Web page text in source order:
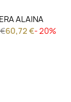
ALAINA
60,72 €- 20%